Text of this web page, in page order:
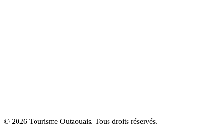
© 2026 Tourisme Outaouais. Tous droits réservés.